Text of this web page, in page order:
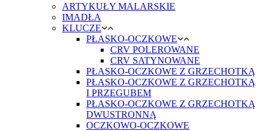
ARTYKUŁY MALARSKIE
IMADŁA
KLUCZE
PŁASKO-OCZKOWE
CRV POLEROWANE
CRV SATYNOWANE
PŁASKO-OCZKOWE Z GRZECHOTKĄ
PŁASKO-OCZKOWE Z GRZECHOTKĄ
I PRZEGUBEM
PŁASKO-OCZKOWE Z GRZECHOTKĄ
DWUSTRONNĄ
OCZKOWO-OCZKOWE